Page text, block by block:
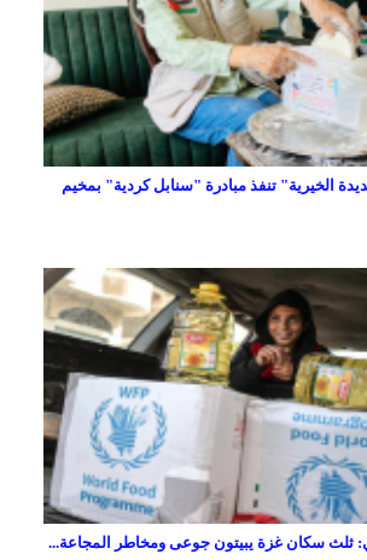
الخيرية" تنفذ مبادرة "سنابل كردية" بمخيم
ثلث سكان غزة يبيتون جوعى ومخاطر المجاعة...